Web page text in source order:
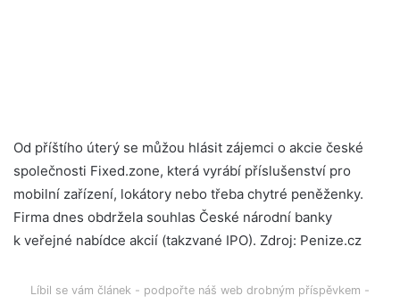
Od příštího úterý se můžou hlásit zájemci o akcie české
společnosti Fixed.zone, která vyrábí příslušenství pro
mobilní zařízení, lokátory nebo třeba chytré peněženky.
Firma dnes obdržela souhlas České národní banky
k veřejné nabídce akcií (takzvané IPO). Zdroj: Penize.cz
Líbil se vám článek - podpořte náš web drobným příspěvkem -